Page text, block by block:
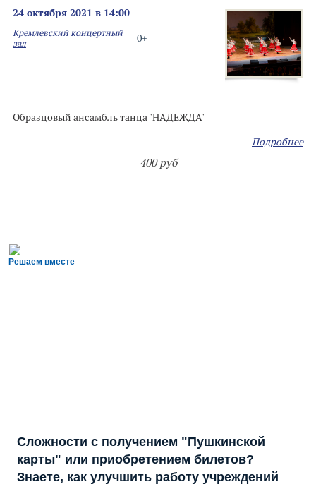
24 октября 2021 в 14:00
0+
Кремлевский концертный
зал
Образцовый ансамбль танца "НАДЕЖДА"
Подробнее
400 руб
Решаем вместе
Сложности с получением "Пушкинской
карты" или приобретением билетов?
Знаете, как улучшить работу учреждений